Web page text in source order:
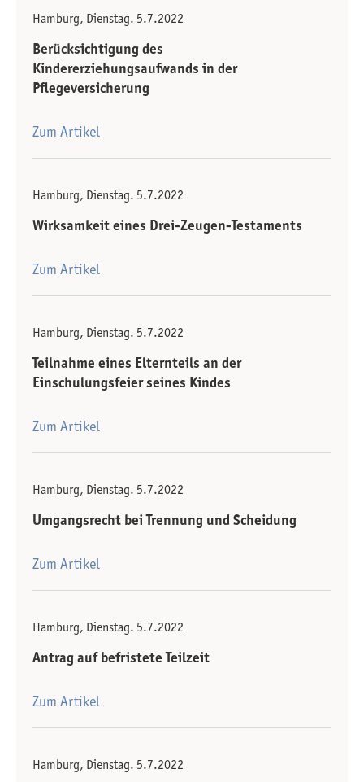
Hamburg, Dienstag. 5.7.2022
Berücksichtigung des
Kindererziehungsaufwands in der
Pflegeversicherung
Zum Artikel
Hamburg, Dienstag. 5.7.2022
Wirksamkeit eines Drei-Zeugen-Testaments
Zum Artikel
Hamburg, Dienstag. 5.7.2022
Teilnahme eines Elternteils an der
Einschulungsfeier seines Kindes
Zum Artikel
Hamburg, Dienstag. 5.7.2022
Umgangsrecht bei Trennung und Scheidung
Zum Artikel
Hamburg, Dienstag. 5.7.2022
Antrag auf befristete Teilzeit
Zum Artikel
Hamburg, Dienstag. 5.7.2022